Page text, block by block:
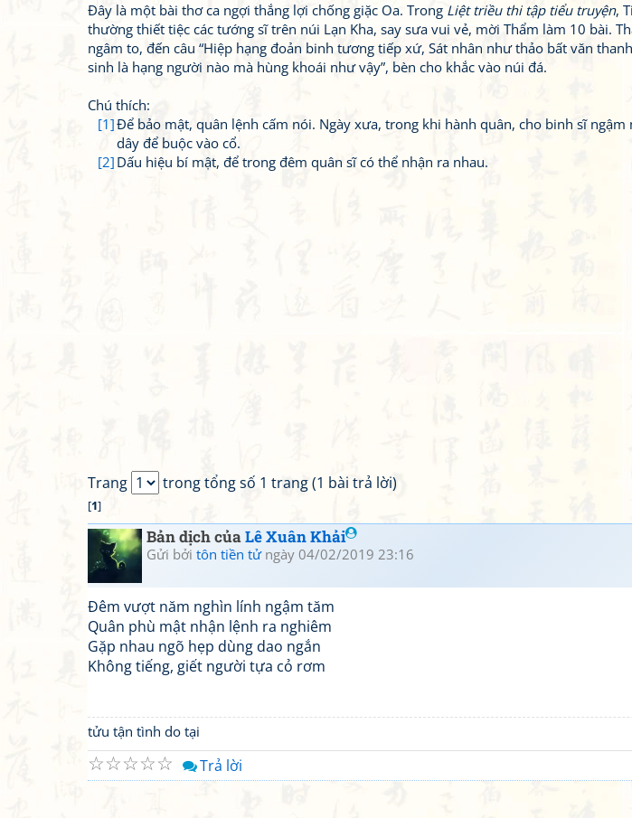
Đây là một bài thơ ca ngợi thắng lợi chống giặc Oa. Trong Liệt triều thi tập tiểu truyện,
thường thiết tiệc các tướng sĩ trên núi Lạn Kha, say sưa vui vẻ, mời Thẩm làm 10 bài.
ngâm to, đến câu “Hiệp hạng đoản binh tương tiếp xứ, Sát nhân như thảo bất văn
sinh là hạng người nào mà hùng khoái như vậy”, bèn cho khắc vào núi đá.
Chú thích:
[1]Để bảo mật, quân lệnh cấm nói. Ngày xưa, trong khi hành quân, cho binh sĩ
dây để buộc vào cổ.
[2] Dấu hiệu bí mật, để trong đêm quân sĩ có thể nhận ra nhau.
Trang trong tổng số 1 trang (1 bài trả lời)
[1]
Bản dịch củaLê Xuân Khải
Gửi bởi tôn tiền tửngày 04/02/2019 23:16
Đêm vượt năm nghìn lính ngậm tăm
Quân phù mật nhận lệnh ra nghiêm
Gặp nhau ngõ hẹp dùng dao ngắn
Không tiếng, giết người tựa cỏ rơm
tửu tận tình do tại
☆
☆
☆
☆
☆ Trả lời